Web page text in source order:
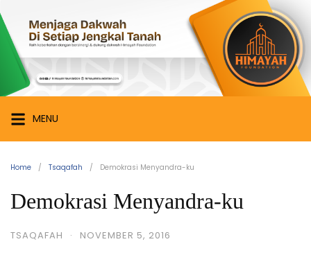
to
content
Himayah
Foundation
Menjaga
Dakwah
di
Setiap
Jengkal
MENU
Home Tsaqafah Demokrasi Menyandra-ku
Demokrasi Menyandra-ku
TSAQAFAH · NOVEMBER 5, 2016